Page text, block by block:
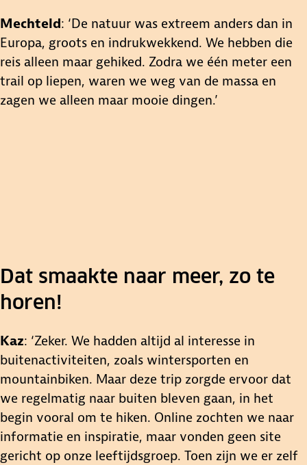
Mechteld: ‘De natuur was extreem anders dan in
Europa, groots en indrukwekkend. We hebben die
reis alleen maar gehiked. Zodra we één meter een
trail op liepen, waren we weg van de massa en
zagen we alleen maar mooie dingen.’
0:00
Dat smaakte naar meer, zo te
horen!
Kaz: ‘Zeker. We hadden altijd al interesse in
buitenactiviteiten, zoals wintersporten en
mountainbiken. Maar deze trip zorgde ervoor dat
we regelmatig naar buiten bleven gaan, in het
begin vooral om te hiken. Online zochten we naar
informatie en inspiratie, maar vonden geen site
gericht op onze leeftijdsgroep. Toen zijn we er zelf